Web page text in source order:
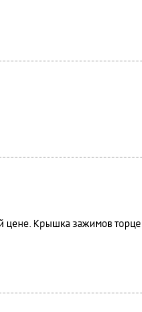
цене. Крышка зажимов